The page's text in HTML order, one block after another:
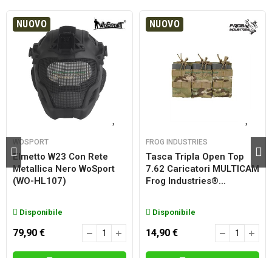
NUOVO
WOSPORT
Elmetto W23 Con Rete
Metallica Nero WoSport
(WO-HL107)
Disponibile
79,90 €
NUOVO
FROG INDUSTRIES
Tasca Tripla Open Top
7.62 Caricatori MULTICAM
Frog Industries®...
Disponibile
14,90 €